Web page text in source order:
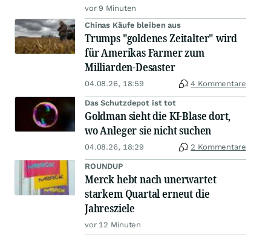
vor 9 Minuten
Chinas Käufe bleiben aus
Trumps "goldenes Zeitalter" wird
für Amerikas Farmer zum
Milliarden-Desaster
04.08.26, 18:59 4 Kommentare
Das Schutzdepot ist tot
Goldman sieht die KI-Blase dort,
wo Anleger sie nicht suchen
04.08.26, 18:29 2 Kommentare
ROUNDUP
Merck hebt nach unerwartet
starkem Quartal erneut die
Jahresziele
vor 12 Minuten